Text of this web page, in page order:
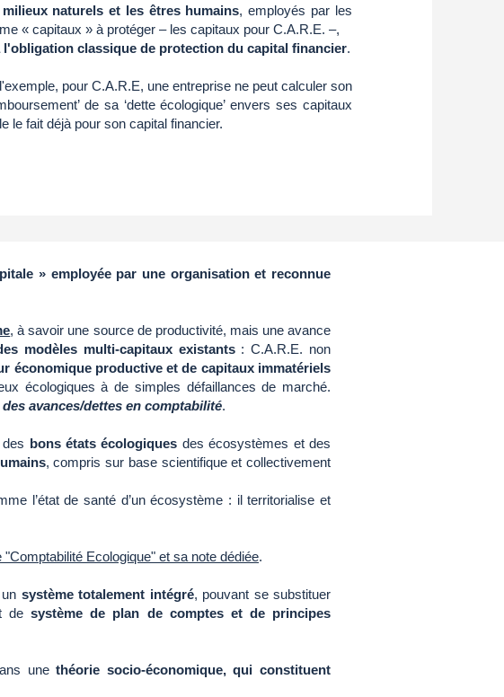
naturels et les êtres humains, employés par les
« capitaux » à protéger – les capitaux pour C.A.R.E. –,
l'obligation classique de protection du capital financier.
pour C.A.R.E, une entreprise ne peut calculer son
de sa ‘dette écologique’ envers ses capitaux
le fait déjà pour son capital financier.
» employée par une organisation et reconnue
, à savoir une source de productivité, mais une avance
modèles multi-capitaux existants: C.A.R.E. non
économique productive et de capitaux immatériels
écologiques à de simples défaillances de marché.
avances/dettes en comptabilité.
bons états écologiques des écosystèmes et des
, compris sur base scientifique et collectivement
l’état de santé d’un écosystème : il territorialise et
"Comptabilité Ecologique" et sa note dédiée.
système totalement intégré, pouvant se substituer
desystème de plan de comptes et de principes
unethéorie socio-économique, qui constituent